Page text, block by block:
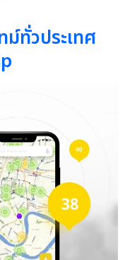
ม์ทั่วประเทศ